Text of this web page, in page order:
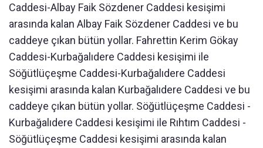
Caddesi-Albay Faik Sözdener Caddesi kesişimi
arasında kalan Albay Faik Sözdener Caddesi ve bu
caddeye çıkan bütün yollar. Fahrettin Kerim Gökay
Caddesi-Kurbağalıdere Caddesi kesişimi ile
Söğütlüçeşme Caddesi-Kurbağalıdere Caddesi
kesişimi arasında kalan Kurbağalıdere Caddesi ve bu
caddeye çıkan bütün yollar. Söğütlüçeşme Caddesi -
Kurbağalıdere Caddesi kesişimi ile Rıhtım Caddesi -
Söğütlüçeşme Caddesi kesişimi arasında kalan